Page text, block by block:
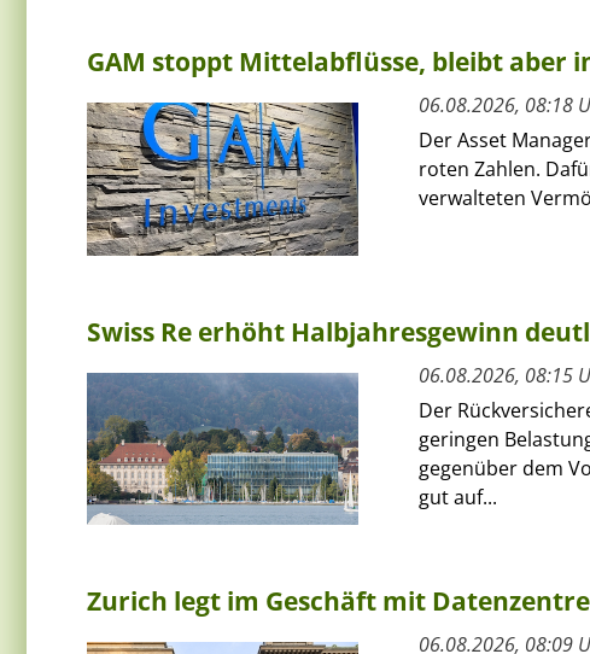
GAM stoppt Mittelabflüsse, bleibt aber
06.08.2026, 08:18
Der Asset
roten Zahlen.
verwalteten
Swiss Re erhöht Halbjahresgewinn
06.08.2026, 08:15
Der
geringen
gegenüber dem
gut auf...
Zurich legt im Geschäft mit
06.08.2026, 08:09